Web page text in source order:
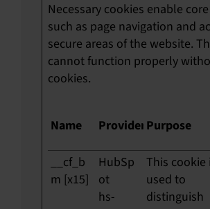
Necessary cookies enable
such as page navigation and
secure areas of the website.
cannot function properly
cookies.
Name Provider Purpose
__cf_b
m [x15]
HubSp
ot
hs-
This cookie
used to
distinguish